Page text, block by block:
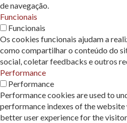
de navegação.
Funcionais
Funcionais
Os cookies funcionais ajudam a
como compartilhar o conteúdo do
social, coletar feedbacks e outros
Performance
Performance
Performance cookies are used to
performance indexes of the website
better user experience for the